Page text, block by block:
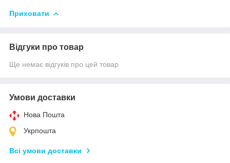
Приховати
Відгуки про товар
Ще немає відгуків про цей товар
Умови доставки
Нова Пошта
Укрпошта
Всі умови доставки